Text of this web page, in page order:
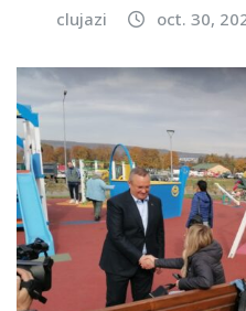
clujazi oct. 30,